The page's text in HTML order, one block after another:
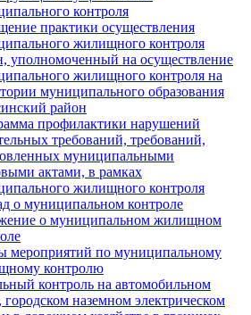
контроля
практики осуществления
жилищного контроля
уполномоченный на осуществление
жилищного контроля на
муниципального образования
район
профилактики нарушений
требований, требований,
муниципальными
актами, в рамках
жилищного контроля
о муниципальном контроле
о муниципальном жилищном
мероприятий по муниципальному
контролю
контроль на автомобильном
городском наземном электрическом